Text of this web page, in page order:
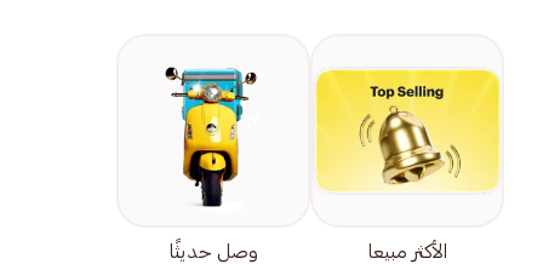
الأكثر مبيعا وصل حديثًا